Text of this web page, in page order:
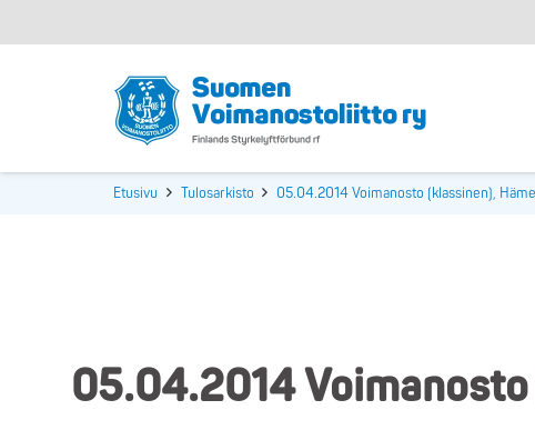
Etusivu Tulosarkisto 05.04.2014 Voimanosto (klassinen),
05.04.2014 Voimanosto